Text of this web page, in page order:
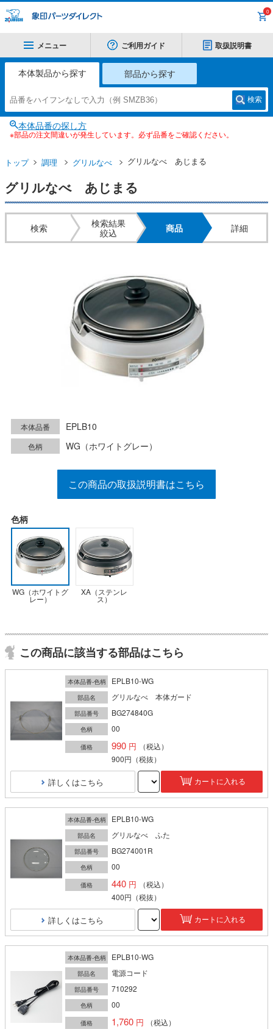
0
メニュー ご利用ガイド 取扱説明書
本体製品から探す 部品から探す
検索
本体品番の探し方
※部品の注文間違いが発生しています。必ず品番をご確認ください。
トップ 調理 グリルなべ グリルなべ あじまる
グリルなべ あじまる
検索
検索結果
絞込
商品 詳細
本体品番 EPLB10
色柄 WG（ホワイトグレー）
この商品の取扱説明書はこちら
色柄
WG（ホワイトグ
レー）
XA（ステンレ
ス）
この商品に該当する部品はこちら
本体品番-色柄 EPLB10-WG
部品名 グリルなべ 本体ガード
部品番号 BG274840G
色柄 00
価格 990
（税込）
900円 （税抜）
詳しくはこちら カートに入れる
本体品番-色柄 EPLB10-WG
部品名 グリルなべ ふた
部品番号 BG274001R
色柄 00
価格 440
（税込）
400円 （税抜）
詳しくはこちら カートに入れる
本体品番-色柄 EPLB10-WG
部品名 電源コード
部品番号 710292
色柄 00
価格 1,760
（税込）